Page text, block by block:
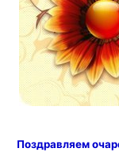
Поздравляем